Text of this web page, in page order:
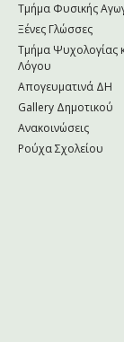
Τμήμα Φυσικής
Ξένες Γλώσσες
Τμήμα Ψυχολογίας
Λόγου
Απογευματινά ΔΗ
Gallery Δημοτικού
Ανακοινώσεις
Ρούχα Σχολείου